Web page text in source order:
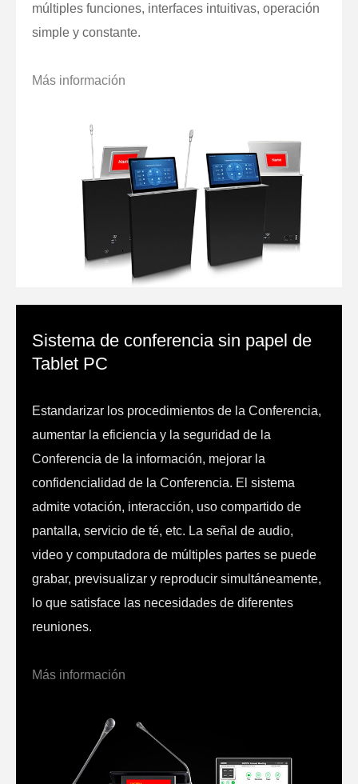
múltiples funciones, interfaces intuitivas, operación
simple y constante.
Más información
Sistema de conferencia sin papel de
Tablet PC
Estandarizar los procedimientos de la Conferencia,
aumentar la eficiencia y la seguridad de la
Conferencia de la información, mejorar la
confidencialidad de la Conferencia. El sistema
admite votación, interacción, uso compartido de
pantalla, servicio de té, etc. La señal de audio,
video y computadora de múltiples partes se puede
grabar, previsualizar y reproducir simultáneamente,
lo que satisface las necesidades de diferentes
reuniones.
Más información